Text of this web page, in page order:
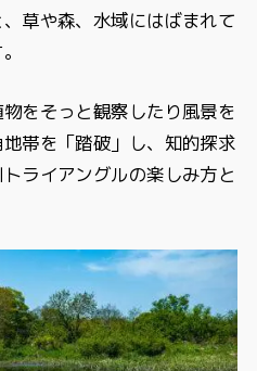
草や森、水域にはばまれて
をそっと観察したり風景を
帯を「踏破」し、知的探求
ライアングルの楽しみ方と